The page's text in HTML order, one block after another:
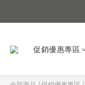
促銷優惠專區